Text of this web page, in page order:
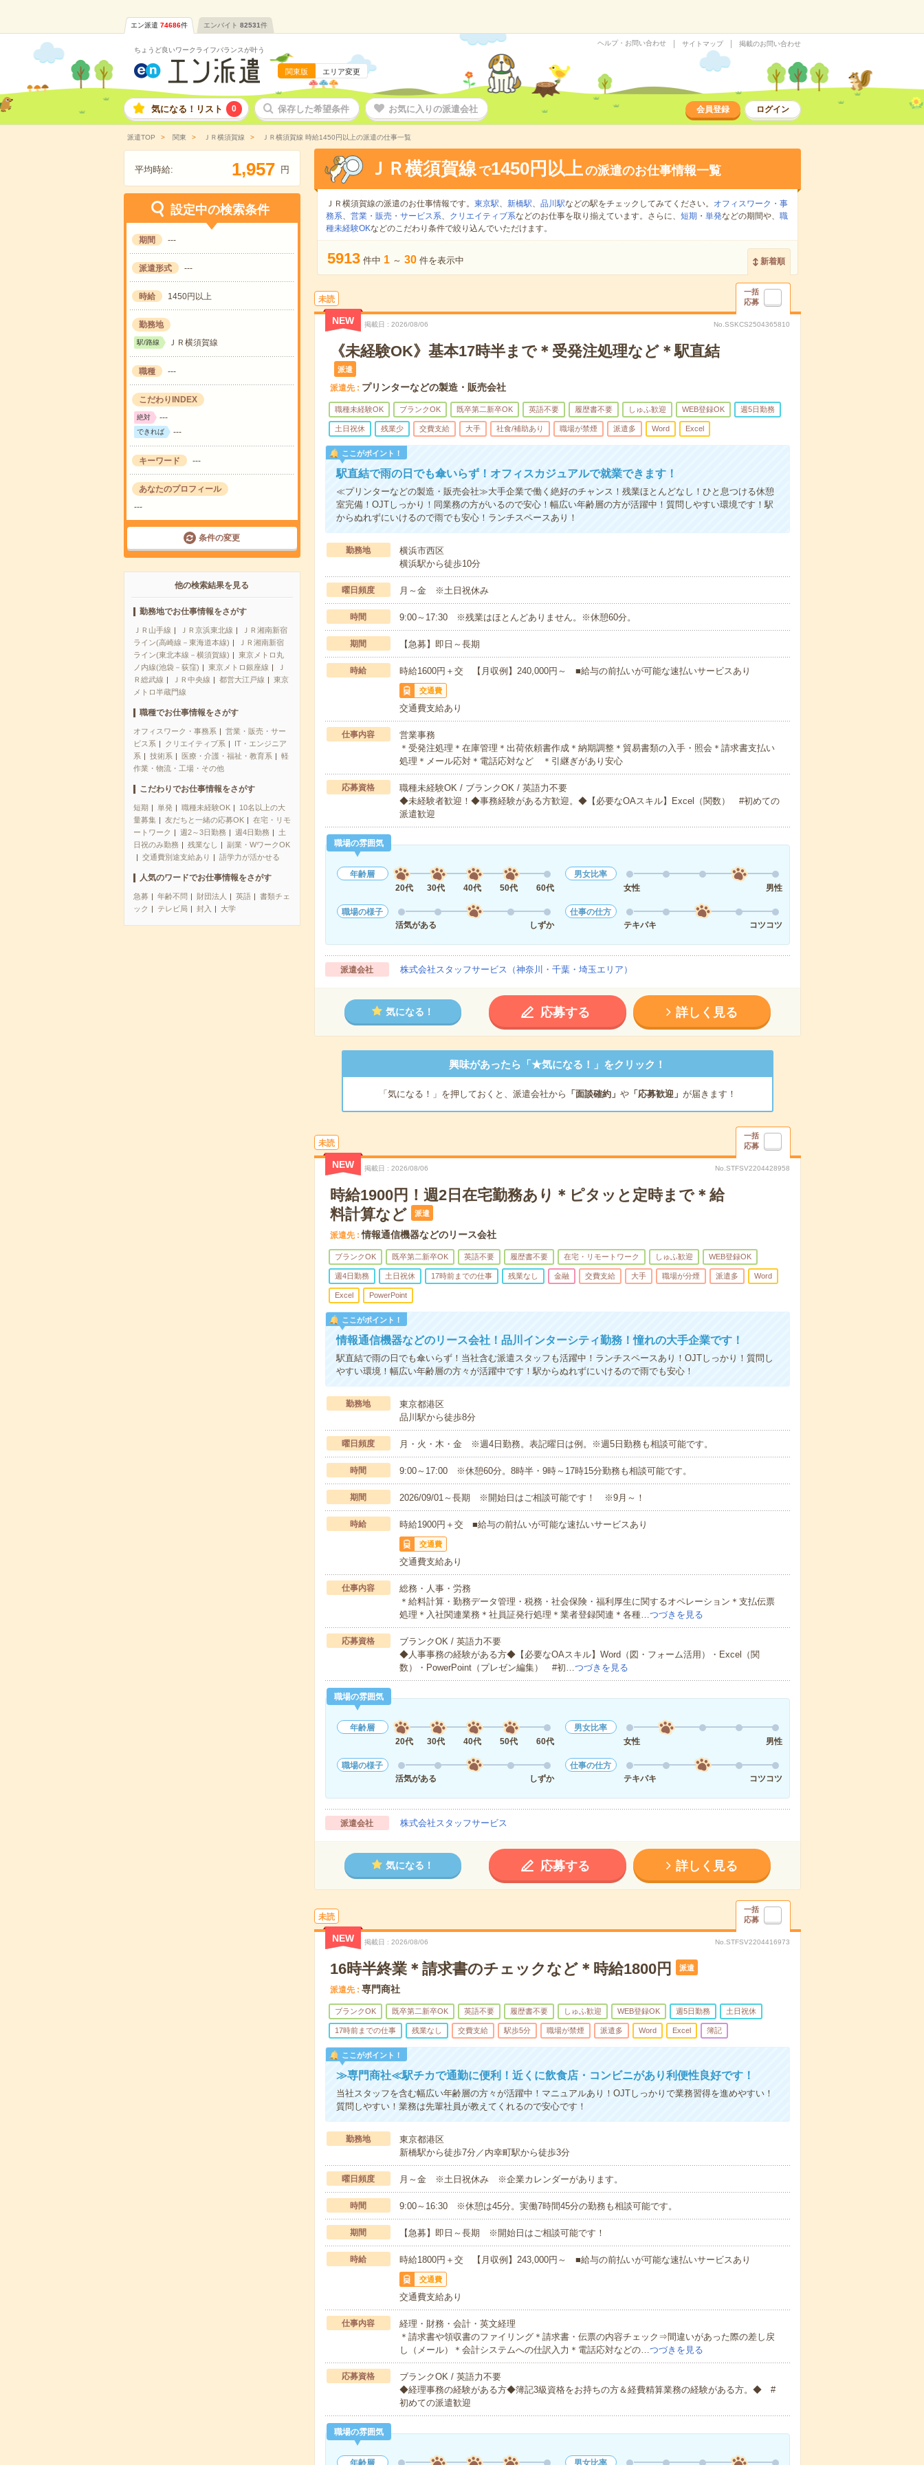
エン派遣 74686件 エンバイト 82531件
ちょうど良いワークライフバランスが叶う
関東版 エリア変更
ヘルプ・お問い合わせ サイトマップ 掲載のお問い合わせ
気になる！リスト 0 保存した希望条件 お気に入りの派遣会社 会員登録 ログイン
派遣TOP 関東 ＪＲ横須賀線 ＪＲ横須賀線 時給1450円以上の派遣の仕事一覧
平均時給: 1,957 円
設定中の検索条件
期間 ---
派遣形式 ---
時給 1450円以上
勤務地
駅/路線 ＪＲ横須賀線
職種 ---
こだわりINDEX
絶対 ---
できれば ---
キーワード ---
あなたのプロフィール
---
条件の変更
他の検索結果を見る
勤務地でお仕事情報をさがす
ＪＲ山手線 ＪＲ京浜東北線
ＪＲ湘南新宿
ライン(高崎線－東海道本線)
ＪＲ湘南新宿
ライン(東北本線－横須賀線)
東京メトロ丸
ノ内線(池袋－荻窪)
東京メトロ銀座線
Ｊ
Ｒ総武線
ＪＲ中央線 都営大江戸線
東京
メトロ半蔵門線
職種でお仕事情報をさがす
オフィスワーク・事務系
営業・販売・サー
ビス系
クリエイティブ系
IT・エンジニア
系
技術系 医療・介護・福祉・教育系
軽
作業・物流・工場・その他
こだわりでお仕事情報をさがす
短期 単発 職種未経験OK
10名以上の大
量募集
友だちと一緒の応募OK
在宅・リモ
ートワーク
週2～3日勤務 週4日勤務
土
日祝のみ勤務
残業なし
副業・WワークOK
交通費別途支給あり
語学力が活かせる
人気のワードでお仕事情報をさがす
急募 年齢不問 財団法人 英語
書類チェ
ック
テレビ局 封入 大学
ＪＲ横須賀線 で1450円以上の派遣のお仕事情報一覧
ＪＲ横須賀線の派遣のお仕事情報です。 東京駅、 新橋駅、 品川駅などの駅をチェックしてみてください。
オフィスワーク・事
務系、 営業・販売・サービス系、 クリエイティブ系などのお仕事を取り揃えています。さらに、 短期 ・ 単発などの期間や、 職
種未経験OKなどのこだわり条件で絞り込んでいただけます。
5913 件中 1 ～ 30 件を表示中 新着順
未読
一括
応募
NEW 掲載日 2026/08/06 No.SSKCS2504365810
《未経験OK》基本17時半まで＊受発注処理など＊駅直結
派遣
派遣先 プリンターなどの製造・販売会社
職種未経験OK ブランクOK 既卒第二新卒OK 英語不要 履歴書不要 しゅふ歓迎 WEB登録OK 週5日勤務
土日祝休 残業少 交費支給 大手 社食/補助あり 職場が禁煙 派遣多 Word Excel
ここがポイント！
駅直結で雨の日でも傘いらず！オフィスカジュアルで就業できます！
≪プリンターなどの製造・販売会社≫大手企業で働く絶好のチャンス！残業ほとんどなし！ひと息つける休憩
室完備！OJTしっかり！同業務の方がいるので安心！幅広い年齢層の方が活躍中！質問しやすい環境です！駅
からぬれずにいけるので雨でも安心！ランチスペースあり！
勤務地
横浜市西区
横浜駅から徒歩10分
曜日頻度 月～金 ※土日祝休み
時間 9:00～17:30 ※残業はほとんどありません。※休憩60分。
期間 【急募】即日～長期
時給 時給1600円＋交 【月収例】240,000円～ ■給与の前払いが可能な速払いサービスあり
交通費
交通費支給あり
仕事内容
営業事務
＊受発注処理＊在庫管理＊出荷依頼書作成＊納期調整＊貿易書類の入手・照会＊請求書支払い
処理＊メール応対＊電話応対など ＊引継ぎがあり安心
応募資格
職種未経験OK / ブランクOK / 英語力不要
◆未経験者歓迎！◆事務経験がある方歓迎。◆【必要なOAスキル】Excel（関数） #初めての
派遣歓迎
職場の雰囲気
年齢層
20代
30代 40代 50代 60代
男女比率
女性
男性
職場の様子
活気がある
しずか
仕事の仕方
テキパキ
コツコツ
派遣会社 株式会社スタッフサービス（神奈川・千葉・埼玉エリア）
気になる！ 応募する 詳しく見る
興味があったら「★気になる！」をクリック！
「気になる！」を押しておくと、派遣会社から 「面談確約」 や「応募歓迎」 が届きます！
未読
一括
応募
NEW 掲載日 2026/08/06 No.STFSV2204428958
時給1900円！週2日在宅勤務あり＊ピタッと定時まで＊給
料計算など
派遣
派遣先 情報通信機器などのリース会社
ブランクOK 既卒第二新卒OK 英語不要 履歴書不要 在宅・リモートワーク しゅふ歓迎 WEB登録OK
週4日勤務 土日祝休 17時前までの仕事 残業なし 金融 交費支給 大手 職場が分煙 派遣多 Word
Excel PowerPoint
ここがポイント！
情報通信機器などのリース会社！品川インターシティ勤務！憧れの大手企業です！
駅直結で雨の日でも傘いらず！当社含む派遣スタッフも活躍中！ランチスペースあり！OJTしっかり！質問し
やすい環境！幅広い年齢層の方々が活躍中です！駅からぬれずにいけるので雨でも安心！
勤務地
東京都港区
品川駅から徒歩8分
曜日頻度 月・火・木・金 ※週4日勤務。表記曜日は例。※週5日勤務も相談可能です。
時間 9:00～17:00 ※休憩60分。8時半・9時～17時15分勤務も相談可能です。
期間 2026/09/01～長期 ※開始日はご相談可能です！ ※9月～！
時給 時給1900円＋交 ■給与の前払いが可能な速払いサービスあり
交通費
交通費支給あり
仕事内容
総務・人事・労務
＊給料計算・勤務データ管理・税務・社会保険・福利厚生に関するオペレーション＊支払伝票
処理＊入社関連業務＊社員証発行処理＊業者登録関連＊各種…つづきを見る
応募資格
ブランクOK / 英語力不要
◆人事事務の経験がある方◆【必要なOAスキル】Word（図・フォーム活用）・Excel（関
数）・PowerPoint（プレゼン編集） #初…つづきを見る
職場の雰囲気
年齢層
20代
30代 40代 50代 60代
男女比率
女性
男性
職場の様子
活気がある
しずか
仕事の仕方
テキパキ
コツコツ
派遣会社 株式会社スタッフサービス
気になる！ 応募する 詳しく見る
未読
一括
応募
NEW 掲載日 2026/08/06 No.STFSV2204416973
16時半終業＊請求書のチェックなど＊時給1800円 派遣
派遣先 専門商社
ブランクOK 既卒第二新卒OK 英語不要 履歴書不要 しゅふ歓迎 WEB登録OK 週5日勤務 土日祝休
17時前までの仕事 残業なし 交費支給 駅歩5分 職場が禁煙 派遣多 Word Excel 簿記
ここがポイント！
≫専門商社≪駅チカで通勤に便利！近くに飲食店・コンビニがあり利便性良好です！
当社スタッフを含む幅広い年齢層の方々が活躍中！マニュアルあり！OJTしっかりで業務習得を進めやすい！
質問しやすい！業務は先輩社員が教えてくれるので安心です！
勤務地
東京都港区
新橋駅から徒歩7分／内幸町駅から徒歩3分
曜日頻度 月～金 ※土日祝休み ※企業カレンダーがあります。
時間 9:00～16:30 ※休憩は45分。実働7時間45分の勤務も相談可能です。
期間 【急募】即日～長期 ※開始日はご相談可能です！
時給 時給1800円＋交 【月収例】243,000円～ ■給与の前払いが可能な速払いサービスあり
交通費
交通費支給あり
仕事内容
経理・財務・会計・英文経理
＊請求書や領収書のファイリング＊請求書・伝票の内容チェック⇒間違いがあった際の差し戻
し（メール）＊会計システムへの仕訳入力＊電話応対などの…つづきを見る
応募資格
ブランクOK / 英語力不要
◆経理事務の経験がある方◆簿記3級資格をお持ちの方＆経費精算業務の経験がある方。◆ #
初めての派遣歓迎
職場の雰囲気